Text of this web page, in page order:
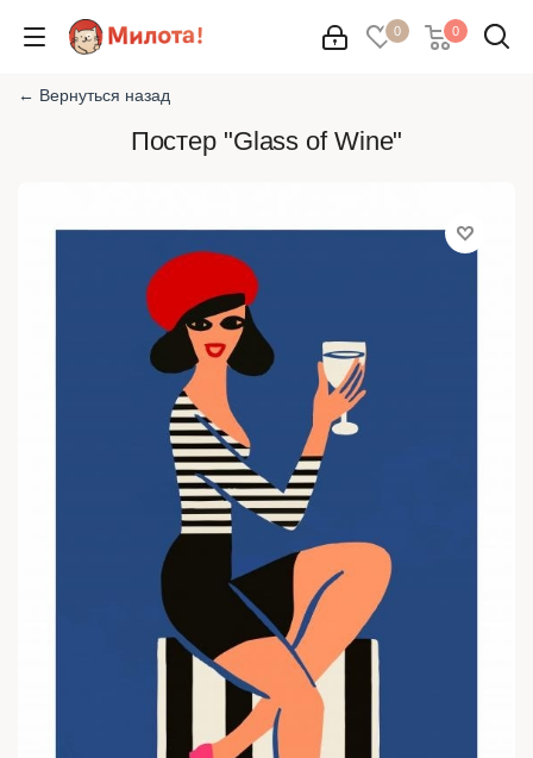
0 0
← Вернуться назад
Постер "Glass of Wine"